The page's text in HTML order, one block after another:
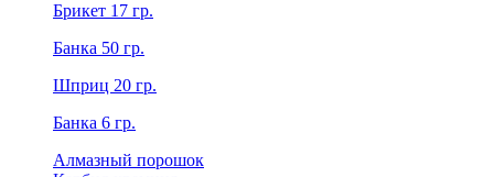
Брикет 17 гр.
Банка 50 гр.
Шприц 20 гр.
Банка 6 гр.
Алмазный порошок